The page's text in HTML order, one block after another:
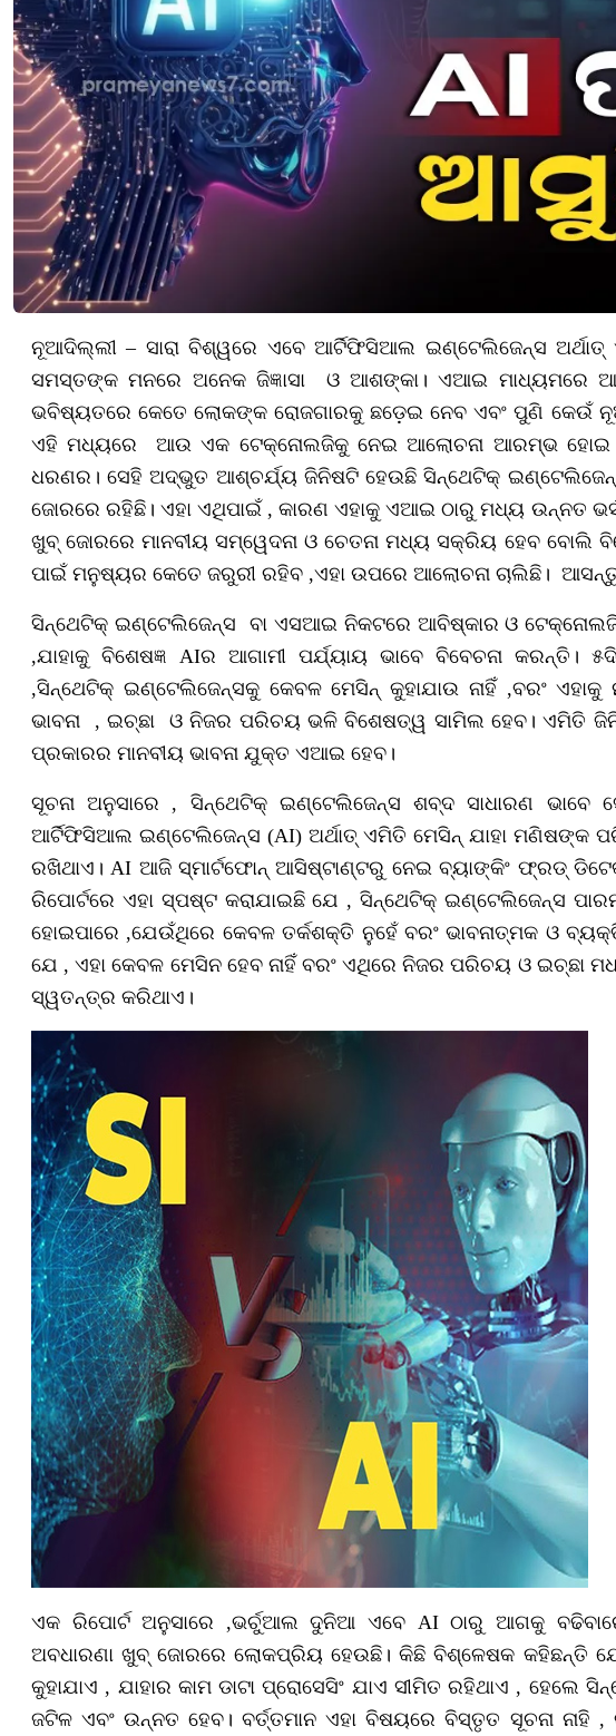
ନୂଆଦିଲ୍ଲୀ – ସାରା ବିଶ୍ୱରେ ଏବେ ଆର୍ଟିଫିସିଆଲ ଇଣ୍ଟେଲିଜେନ୍ସ
ସମସ୍ତଙ୍କ ମନରେ ଅନେକ ଜିଜ୍ଞାସା ଓ ଆଶଙ୍କା। ଏଆଇ ମାଧ୍ୟମରେ
ଭବିଷ୍ୟତରେ କେତେ ଲୋକଙ୍କ ରୋଜଗାରକୁ ଛଡ଼େଇ ନେବ ଏବଂ ପୁଣି କେଉଁ
ଏହି ମଧ୍ୟରେ ଆଉ ଏକ ଟେକ୍ନୋଲଜିକୁ ନେଇ ଆଲୋଚନା ଆରମ୍ଭ ହୋଇ
ଧରଣର। ସେହି ଅଦ୍ଭୁତ ଆଶ୍ଚର୍ଯ୍ୟ ଜିନିଷଟି ହେଉଛି ସିନ୍ଥେଟିକ୍‌
ଜୋରରେ ରହିଛି। ଏହା ଏଥିପାଇଁ , କାରଣ ଏହାକୁ ଏଆଇ ଠାରୁ ମଧ୍ୟ ଉନ୍ନତ
ଖୁବ୍‌ ଜୋରରେ ମାନବୀୟ ସମ୍ୱେଦନା ଓ ଚେତନା ମଧ୍ୟ ସକ୍ରିୟ ହେବ ବୋଲି
ପାଇଁ ମନୁଷ୍ୟର କେତେ ଜରୁରୀ ରହିବ ,ଏହା ଉପରେ ଆଲୋଚନା ଚାଲିଛି।
ସିନ୍ଥେଟିକ୍‌ ଇଣ୍ଟେଲିଜେନ୍ସ ବା ଏସଆଇ ନିକଟରେ ଆବିଷ୍କାର ଓ
,ଯାହାକୁ ବିଶେଷଜ୍ଞ AIର ଆଗାମୀ ପର୍ଯ୍ୟାୟ ଭାବେ ବିବେଚନା କରନ୍ତି।
,ସିନ୍ଥେଟିକ୍ ଇଣ୍ଟେଲିଜେନ୍ସକୁ କେବଳ ମେସିନ୍ କୁହାଯାଉ ନାହିଁ ,ବରଂ ଏହାକୁ
ଭାବନା , ଇଚ୍ଛା ଓ ନିଜର ପରିଚୟ ଭଳି ବିଶେଷତ୍ୱ ସାମିଲ ହେବ। ଏମିତି
ପ୍ରକାରର ମାନବୀୟ ଭାବନା ଯୁକ୍ତ ଏଆଇ ହେବ।
ସୂଚନା ଅନୁସାରେ , ସିନ୍ଥେଟିକ୍‌ ଇଣ୍ଟେଲିଜେନ୍ସ ଶବ୍ଦ ସାଧାରଣ ଭାବେ
ଆର୍ଟିଫିସିଆଲ ଇଣ୍ଟେଲିଜେନ୍ସ (AI) ଅର୍ଥାତ୍‌ ଏମିତି ମେସିନ୍‌ ଯାହା ମଣିଷଙ୍କ
ରଖିଥାଏ। AI ଆଜି ସ୍ମାର୍ଟଫୋନ୍‌ ଆସିଷ୍ଟାଣ୍ଟରୁ ନେଇ ବ୍ୟାଙ୍କିଂ ଫ୍ରଡ୍‌
ରିପୋର୍ଟରେ ଏହା ସ୍ପଷ୍ଟ କରାଯାଇଛି ଯେ , ସିନ୍ଥେଟିକ୍ ଇଣ୍ଟେଲିଜେନ୍ସ
ହୋଇପାରେ ,ଯେଉଁଥିରେ କେବଳ ତର୍କଶକ୍ତି ନୁହେଁ ବରଂ ଭାବନାତ୍ମକ ଓ
ଯେ , ଏହା କେବଳ ମେସିନ ହେବ ନାହିଁ ବରଂ ଏଥିରେ ନିଜର ପରିଚୟ ଓ ଇଚ୍ଛା
ସ୍ୱତନ୍ତ୍ର କରିଥାଏ।
ଏକ ରିପୋର୍ଟ ଅନୁସାରେ ,ଭର୍ଚୁଆଲ ଦୁନିଆ ଏବେ AI ଠାରୁ ଆଗକୁ
ଅବଧାରଣା ଖୁବ୍ ଜୋରରେ ଲୋକପ୍ରିୟ ହେଉଛି। କିଛି ବିଶ୍ଳେଷକ କହିଛନ୍ତି
କୁହାଯାଏ , ଯାହାର କାମ ଡାଟା ପ୍ରୋସେସିଂ ଯାଏ ସୀମିତ ରହିଥାଏ ,
ଜଟିଳ ଏବଂ ଉନ୍ନତ ହେବ। ବର୍ତ୍ତମାନ ଏହା ବିଷୟରେ ବିସ୍ତୃତ ସୂଚନା ନାହି